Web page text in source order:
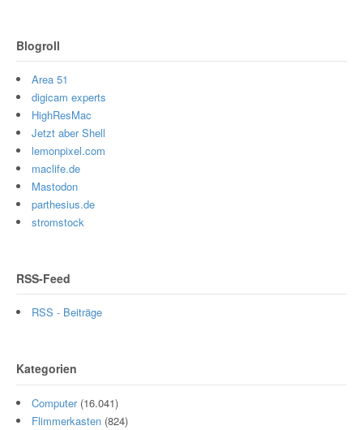
Blogroll
Area 51
digicam experts
HighResMac
Jetzt aber Shell
lemonpixel.com
maclife.de
Mastodon
parthesius.de
stromstock
RSS-Feed
RSS - Beiträge
Kategorien
Computer(16.041)
Flimmerkasten (824)